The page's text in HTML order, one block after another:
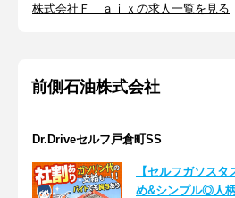
株式会社Ｆ ａｉｘの求人一覧を見る
前側石油株式会社
Dr.Driveセルフ戸倉町SS
【セルフガソス
め&シンプル◎人